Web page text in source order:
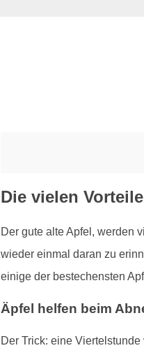
Die vielen
Der gute alte Apfel, werden
wieder einmal daran zu
einige der bestechensten
Äpfel helfen beim
Der Trick: eine